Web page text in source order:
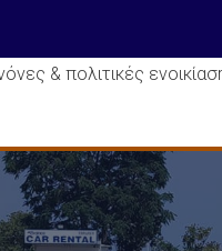
& πολιτικές